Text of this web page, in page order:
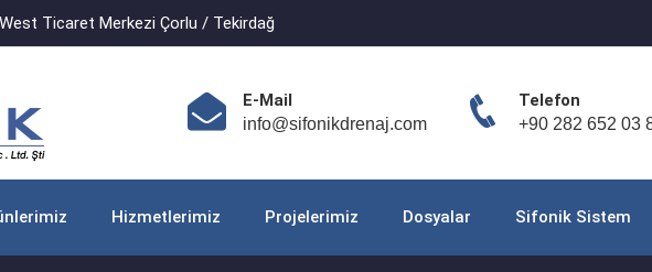
Ticaret Merkezi Çorlu / Tekirdağ
E-Mail
info@sifonikdrenaj.com
Telefon
+90 282 652 03
Hizmetlerimiz Projelerimiz Dosyalar Sifonik Sistem